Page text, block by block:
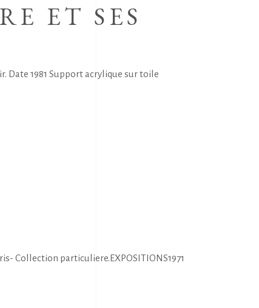
ET SES
Date 1981 Support acrylique sur toile
Collection particuliere.EXPOSITIONS1971